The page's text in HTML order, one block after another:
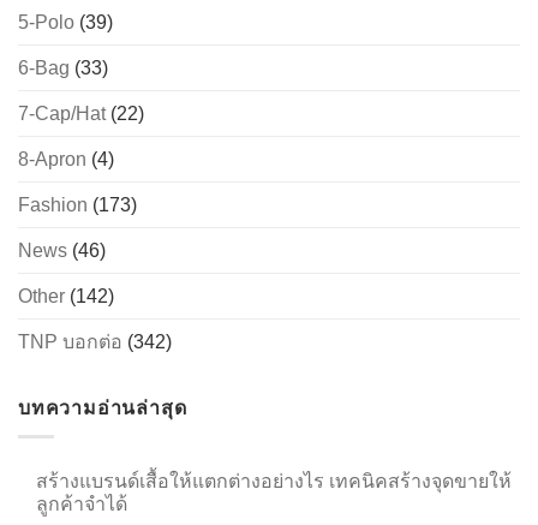
5-Polo (39)
6-Bag (33)
7-Cap/Hat(22)
8-Apron (4)
Fashion (173)
News (46)
Other (142)
TNP บอกต่อ (342)
บทความอ่านล่าสุด
สร้างแบรนด์เสื้อให้แตกต่างอย่างไร เทคนิคสร้างจุดขายให้
ลูกค้าจำได้